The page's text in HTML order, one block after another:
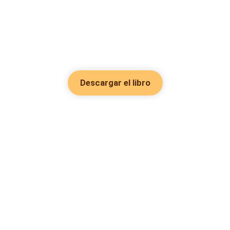
Descargar el libro